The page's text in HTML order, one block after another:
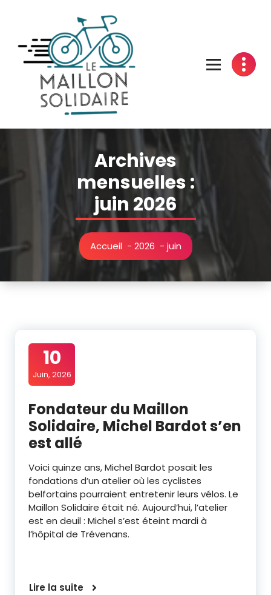
Archives
mensuelles :
juin 2026
Accueil- 2026 - juin
10
Juin, 2026
Fondateur du Maillon
Solidaire, Michel Bardot s’en
est allé
Voici quinze ans, Michel Bardot posait les
fondations d’un atelier où les cyclistes
belfortains pourraient entretenir leurs vélos. Le
Maillon Solidaire était né. Aujourd’hui, l’atelier
est en deuil : Michel s’est éteint mardi à
l’hôpital de Trévenans.
Lire la suite